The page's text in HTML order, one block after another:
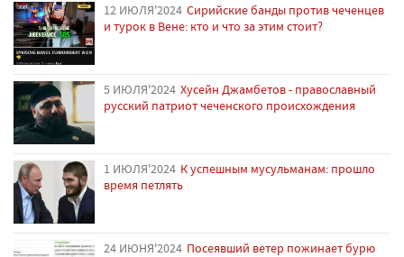
12 ИЮЛЯ'2024 Сирийские банды против чеченцев
и турок в Вене: кто и что за этим стоит?
5 ИЮЛЯ'2024 Хусейн Джамбетов - православный
русский патриот чеченского происхождения
1 ИЮЛЯ'2024 К успешным мусульманам: прошло
время петлять
24 ИЮНЯ'2024 Посеявший ветер пожинает бурю